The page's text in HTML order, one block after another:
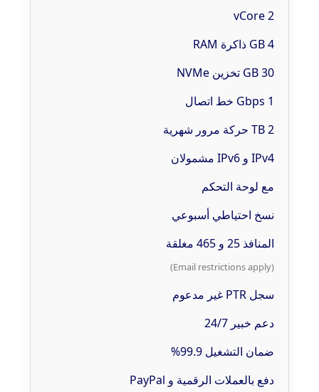
2 vCore
4 GB ذاكرة RAM
30 GB تخزين NVMe
1 Gbps خط اتصال
2 TB حركة مرور شهرية
IPv4 و IPv6 مشمولان
مع لوحة التحكم
نسخ احتياطي أسبوعي
المنافذ 25 و 465 مغلقة
(Email restrictions apply)
سجل PTR غير مدعوم
دعم خبير 24/7
ضمان التشغيل 99.9%
دفع بالعملات الرقمية و PayPal